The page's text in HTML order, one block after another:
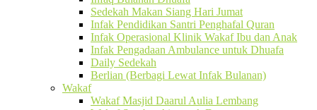
Sedekah Makan Siang Hari Jumat
Infak Pendidikan Santri Penghafal Quran
Infak Operasional Klinik Wakaf Ibu dan Anak
Infak Pengadaan Ambulance untuk Dhuafa
Daily Sedekah
Berlian (Berbagi Lewat Infak Bulanan)
Wakaf
Wakaf Masjid Daarul Aulia Lembang